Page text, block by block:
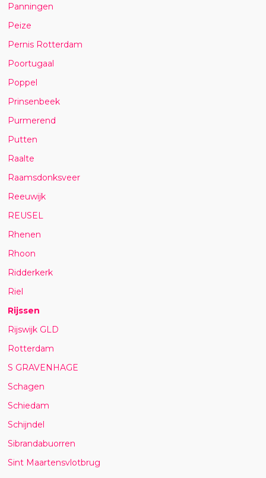
Panningen
Peize
Pernis Rotterdam
Poortugaal
Poppel
Prinsenbeek
Purmerend
Putten
Raalte
Raamsdonksveer
Reeuwijk
REUSEL
Rhenen
Rhoon
Ridderkerk
Riel
Rijssen
Rijswijk GLD
Rotterdam
S GRAVENHAGE
Schagen
Schiedam
Schijndel
Sibrandabuorren
Sint Maartensvlotbrug